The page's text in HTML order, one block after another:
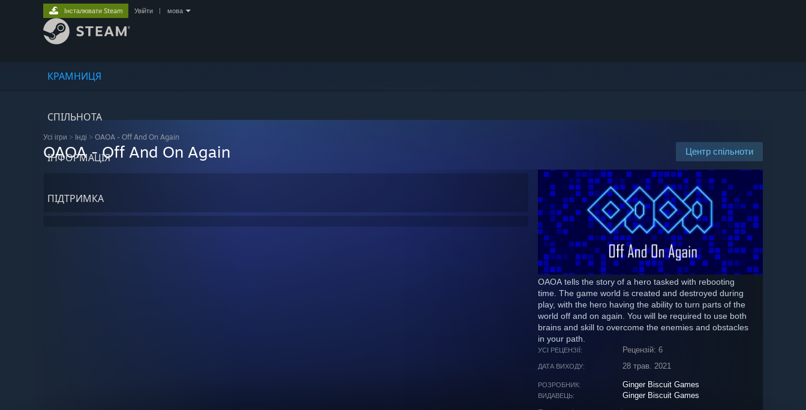
КРАМНИЦЯ
СПІЛЬНОТА
ІНФОРМАЦІЯ
ПІДТРИМКА
Інсталювати Steam Увійти мова
Усі ігри > Інді > OAOA - Off And On Again
Центр спільноти
OAOA - Off And On Again
OAOA tells the story of a hero tasked with rebooting
time. The game world is created and destroyed during
play, with the hero having the ability to turn parts of the
world off and on again. You will be required to use both
brains and skill to overcome the enemies and obstacles
in your path.
УСІ РЕЦЕНЗІЇ: Рецензій: 6
ДАТА ВИХОДУ: 28 трав. 2021
РОЗРОБНИК: Ginger Biscuit Games
ВИДАВЕЦЬ: Ginger Biscuit Games